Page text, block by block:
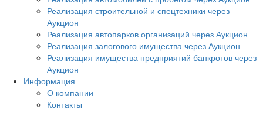
Реализация строительной и спецтехники через
Аукцион
Реализация автопарков организаций через Аукцион
Реализация залогового имущества через Аукцион
Реализация имущества предприятий банкротов через
Аукцион
Информация
О компании
Контакты